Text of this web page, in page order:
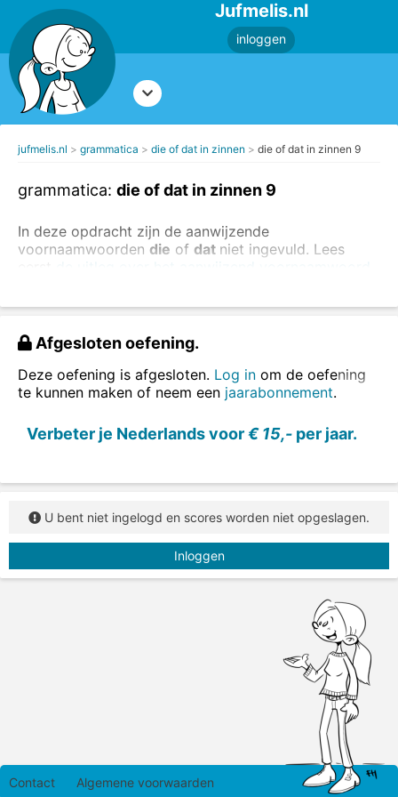
Jufmelis.nl
inloggen
jufmelis.nl grammatica die of dat in zinnen die of dat in zinnen 9
grammatica: die of dat in zinnen 9
In deze opdracht zijn de aanwijzende
voornaamwoorden die of dat niet ingevuld. Lees
Afgesloten oefening.
Deze oefening is afgesloten. Log in om de oefening
te kunnen maken of neem een jaarabonnement.
Verbeter je Nederlands voor€ 15,- per jaar.
U bent niet ingelogd en scores worden niet opgeslagen.
Inloggen
Contact Algemene voorwaarden